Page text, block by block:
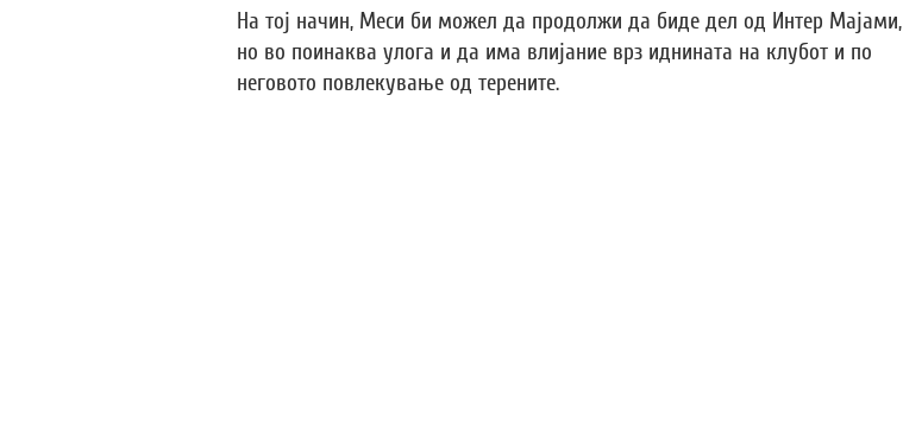
На тој начин, Меси би можел да продолжи да биде дел од Интер Мајами,
но во поинаква улога и да има влијание врз иднината на клубот и по
неговото повлекување од терените.